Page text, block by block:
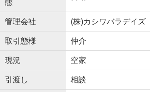
態
管理会社 (株)カシワバラデイズ
取引態様 仲介
現況 空家
引渡し 相談